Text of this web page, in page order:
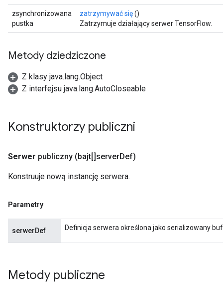
zsynchronizowana
pustka
zatrzymywać się()
Zatrzymuje działający serwer TensorFlow.
Metody dziedziczone
Z klasy java.lang.Object
Z interfejsu java.lang.AutoCloseable
Konstruktorzy publiczni
Serwer publiczny (bajt[]serverDef)
Konstruuje nową instancję serwera.
Parametry
serwerDef Definicja serwera określona jako serializowany
Metody publiczne